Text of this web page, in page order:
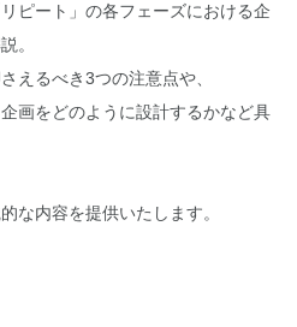
ピート」の各フェーズにおける企
。
えるべき3つの注意点や、
画をどのように設計するかなど具
な内容を提供いたします。